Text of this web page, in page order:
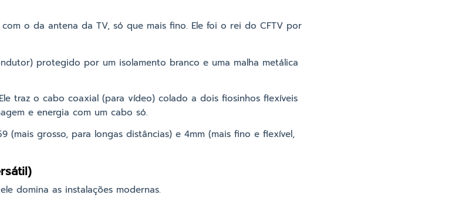
o da antena da TV, só que mais fino. Ele foi o rei do CFTV por
protegido por um isolamento branco e uma malha metálica
traz o cabo coaxial (para vídeo) colado a dois fiosinhos flexíveis
e energia com um cabo só.
(mais grosso, para longas distâncias) e 4mm (mais fino e flexível,
domina as instalações modernas.